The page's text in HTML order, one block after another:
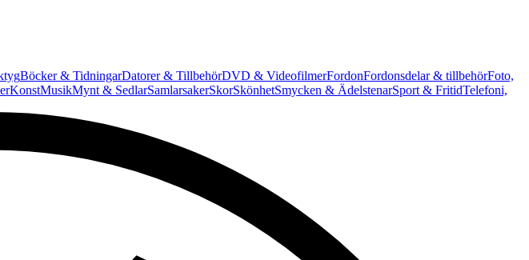
Böcker & TidningarDatorer & TillbehörDVD & VideofilmerFordonFordonsdelar & tillbehörFoto,
KonstMusikMynt & SedlarSamlarsakerSkorSkönhetSmycken & ÄdelstenarSport & FritidTelefoni,